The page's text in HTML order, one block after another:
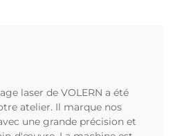
laser de VOLERN a été
atelier. Il marque nos
une grande précision et